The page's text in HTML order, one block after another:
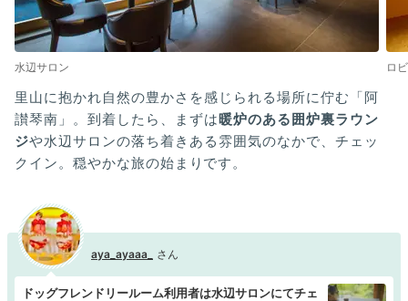
水辺サロン ロ
里山に抱かれ自然の豊かさを感じられる場所に佇む「阿
讃琴南」。到着したら、まずは暖炉のある囲炉裏ラウン
ジや水辺サロンの落ち着きある雰囲気のなかで、チェッ
クイン。穏やかな旅の始まりです。
aya_ayaaa_
ドッグフレンドリールーム利用者は水辺サロンにてチェ